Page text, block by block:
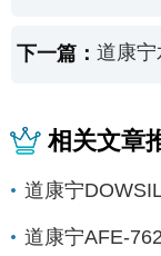
下一篇：
相关文章